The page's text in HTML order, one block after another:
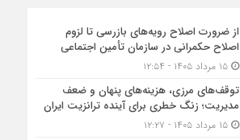
از ضرورت اصلاح رویه‌های بازرسی تا لزوم
اصلاح حکمرانی در سازمان تأمین اجتماعی
۱۵ مرداد ۱۴۰۵ - ۱۲:۵۴
توقف‌های مرزی، هزینه‌های پنهان و ضعف
مدیریت؛ زنگ خطری برای آینده ترانزیت ایران
۱۵ مرداد ۱۴۰۵ - ۱۲:۲۷